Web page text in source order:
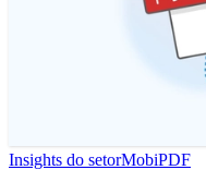
Insights do setorMobiPDF